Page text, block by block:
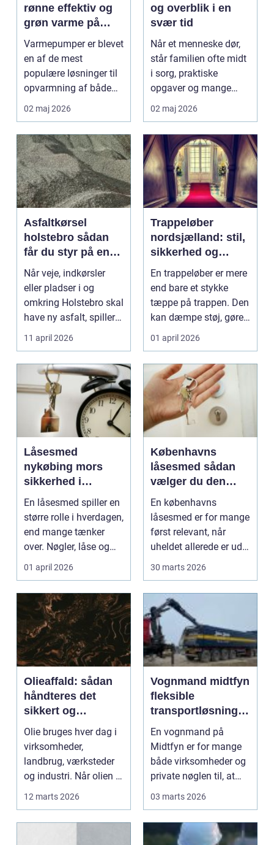
rønne effektiv og
grøn varme på
bornholm
Varmepumper er blevet
en af de mest
populære løsninger til
opvarmning af både
huse og mindre
erhverv...
02 maj 2026
og overblik i en
svær tid
Når et menneske dør,
står familien ofte midt
i sorg, praktiske
opgaver og mange
spørgsmål på én
gang...
02 maj 2026
Asfaltkørsel
holstebro sådan
får du styr på en
holdbar løsning
Når veje, indkørsler
eller pladser i og
omkring Holstebro skal
have ny asfalt, spiller
selve transpo...
11 april 2026
Trappeløber
nordsjælland: stil,
sikkerhed og
bedre akustik i
boligen
En trappeløber er mere
end bare et stykke
tæppe på trappen. Den
kan dæmpe støj, gøre
trappen mere si...
01 april 2026
Låsesmed
nykøbing mors
sikkerhed i
hverdagen
En låsesmed spiller en
større rolle i hverdagen,
end mange tænker
over. Nøgler, låse og
adgangskontr...
01 april 2026
Københavns
låsesmed sådan
vælger du den
rigtige hjælp
En københavns
låsesmed er for mange
først relevant, når
uheldet allerede er ude.
Nøglen ligger i bil...
30 marts 2026
Olieaffald: sådan
håndteres det
sikkert og
miljøvenligt
Olie bruges hver dag i
virksomheder,
landbrug, værksteder
og industri. Når olien er
brugt, står du t...
12 marts 2026
Vognmand midtfyn
fleksible
transportløsninger
til hverdag og
byggeri
En vognmand på
Midtfyn er for mange
både virksomheder og
private nøglen til, at
hverdagen hænger
03 marts 2026